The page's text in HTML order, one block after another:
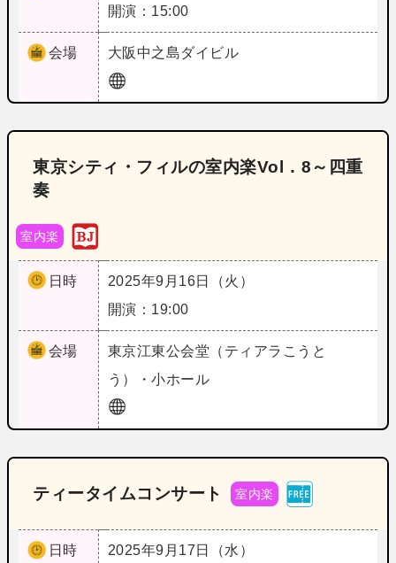
開演：15:00
会場 大阪 中之島ダイビル
東京シティ・フィルの室内楽Vol．8～四重
奏
室内楽
日時
2025年9月16日（火）
開演：19:00
会場 東京江東公会堂（ティアラこうと
う）・小ホール
ティータイムコンサート 室内楽
日時
2025年9月17日（水）